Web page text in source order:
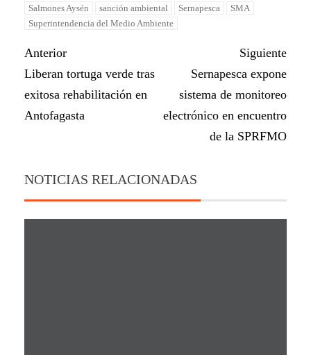
Salmones Aysén
sanción ambiental Sernapesca
SMA
Superintendencia del Medio Ambiente
Anterior
Liberan tortuga verde tras
exitosa rehabilitación en
Antofagasta
Siguiente
Sernapesca expone
sistema de monitoreo
electrónico en encuentro
de la SPRFMO
NOTICIAS RELACIONADAS